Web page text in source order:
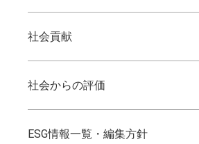
社会貢献
社会からの評価
ESG情報一覧・編集方針